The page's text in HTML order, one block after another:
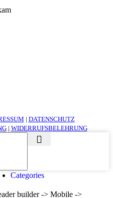
| DATENSCHUTZ
| WIDERRUFSBELEHRUNG
Categories
builder -> Mobile ->